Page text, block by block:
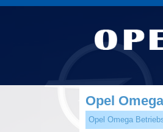
Opel
Opel Omega